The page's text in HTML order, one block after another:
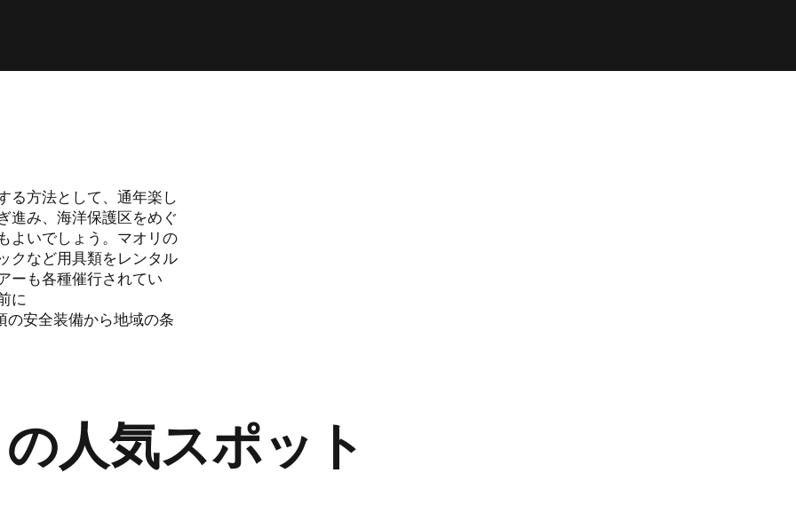
る方法として、通年楽し
進み、海洋保護区をめぐ
よいでしょう。マオリの
クなど用具類をレンタル
ーも各種催行されてい
に
の安全装備から地域の条
人気スポット